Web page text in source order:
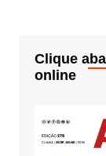
Clique
online